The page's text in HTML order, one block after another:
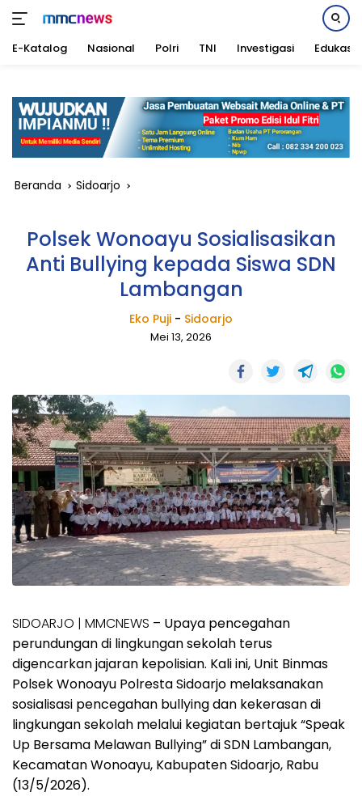
konten
E-Katalog Nasional Polri TNI Investigasi Edukasi
Beranda Sidoarjo
Polsek Wonoayu Sosialisasikan
Anti Bullying kepada Siswa SDN
Lambangan
Eko Puji - Sidoarjo
Mei 13, 2026
SIDOARJO | MMCNEWS – Upaya pencegahan
perundungan di lingkungan sekolah terus
digencarkan jajaran kepolisian. Kali ini, Unit Binmas
Polsek Wonoayu Polresta Sidoarjo melaksanakan
sosialisasi pencegahan bullying dan kekerasan di
lingkungan sekolah melalui kegiatan bertajuk “Speak
Up Bersama Melawan Bullying” di SDN Lambangan,
Kecamatan Wonoayu, Kabupaten Sidoarjo, Rabu
(13/5/2026).